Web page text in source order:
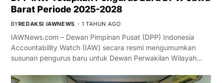
Barat Periode 2025-2028
BYREDAKSI IAWNEWS 1 TAHUN AGO
IAWNews.com – Dewan Pimpinan Pusat (DPP) Indonesia
Accountability Watch (IAW) secara resmi mengumumkan
susunan pengurus baru untuk Dewan Perwakilan Wilayah…